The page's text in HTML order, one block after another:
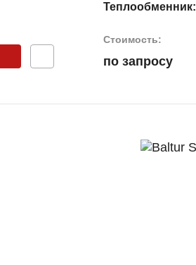
Теплообменник:
Стоимость:
по запросу